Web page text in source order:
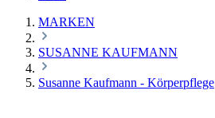
MARKEN
SUSANNE KAUFMANN
Susanne Kaufmann - Körperpflege